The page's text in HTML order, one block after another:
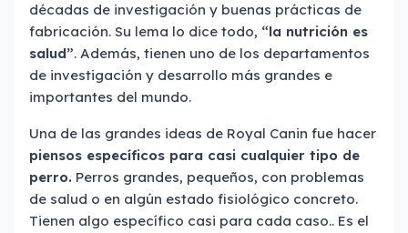
décadas de investigación y buenas prácticas de
fabricación. Su lema lo dice todo, “la nutrición es
salud”. Además, tienen uno de los departamentos
de investigación y desarrollo más grandes e
importantes del mundo.
Una de las grandes ideas de Royal Canin fue hacer
piensos específicos para casi cualquier tipo de
perro. Perros grandes, pequeños, con problemas
de salud o en algún estado fisiológico concreto.
Tienen algo específico casi para cada caso.. Es el